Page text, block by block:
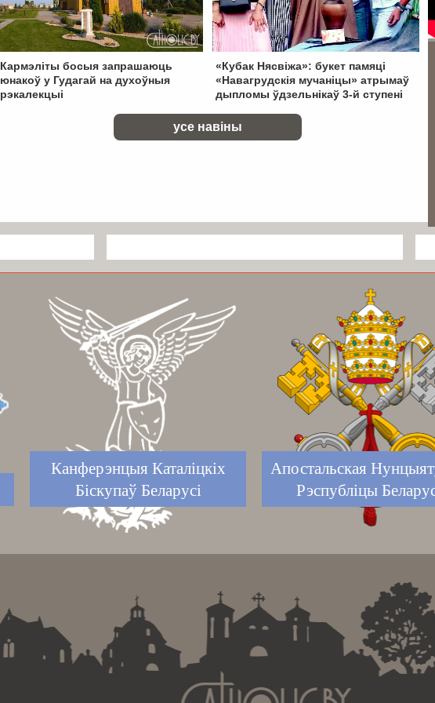
Кармэліты босыя запрашаюць
юнакоў у Гудагай на духоўныя
рэкалекцыі
«Кубак Нясвіжа»: букет памяці
«Навагрудскія мучаніцы» атрымаў
дыпломы ўдзельнікаў 3-й ступені
усе навіны
Канферэнцыя Каталіцкіх
Біскупаў Беларусі
Апостальская
Рэспубліцы